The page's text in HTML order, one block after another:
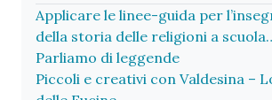
Applicare le linee-guida per
della storia delle religioni a
Parliamo di leggende
Piccoli e creativi con Valdesina –